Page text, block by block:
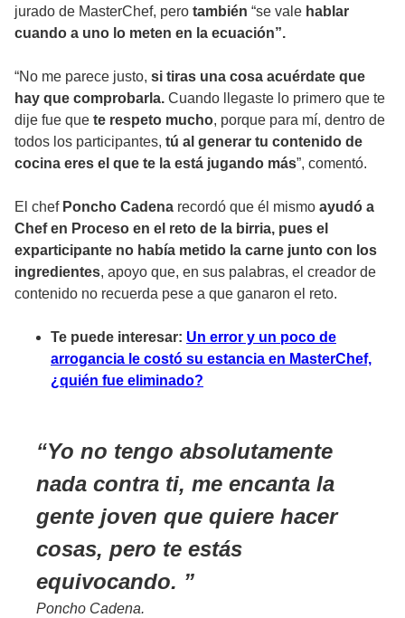
jurado de MasterChef, pero también “se vale hablar
cuando a uno lo meten en la ecuación”.
“No me parece justo, si tiras una cosa acuérdate que
hay que comprobarla. Cuando llegaste lo primero que te
dije fue que te respeto mucho, porque para mí, dentro de
todos los participantes, tú al generar tu contenido de
cocina eres el que te la está jugando más”, comentó.
El chefPoncho Cadena recordó que él mismo ayudó a
Chef en Proceso en el reto de la birria, pues el
exparticipante no había metido la carne junto con los
ingredientes, apoyo que, en sus palabras, el creador de
contenido no recuerda pese a que ganaron el reto.
Te puede interesar: Un error y un poco de
arrogancia le costó su estancia en MasterChef,
¿quién fue eliminado?
Yo no tengo absolutamente
nada contra ti, me encanta la
gente joven que quiere hacer
cosas, pero te estás
equivocando.
Poncho Cadena.